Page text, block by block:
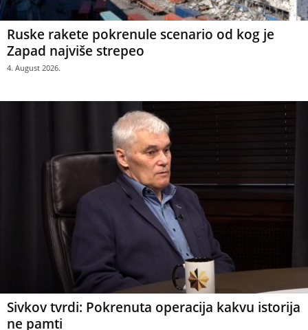
Ruske rakete pokrenule scenario od kog je
Zapad najviše strepeo
4. August 2026.
Sivkov tvrdi: Pokrenuta operacija kakvu istorija
ne pamti